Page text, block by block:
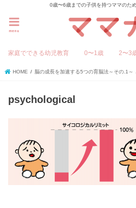
0歳〜6歳までの子供を持つママのた
menu
家庭でできる幼児教育 0〜1歳 2〜3
HOME 脳の成長を加速する5つの育脳法～その.1～
psychological